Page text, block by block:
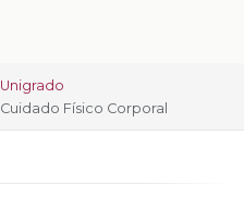
Unigrado
Cuidado Físico Corporal